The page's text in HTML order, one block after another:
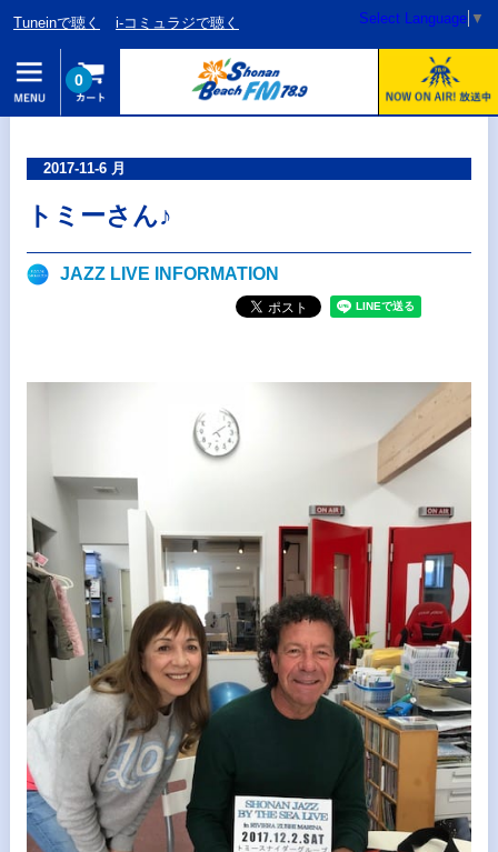
Tuneinで聴く i-コミュラジで聴く Select Language ▼
0
2017-11-6 月
トミーさん♪
JAZZ LIVE INFORMATION